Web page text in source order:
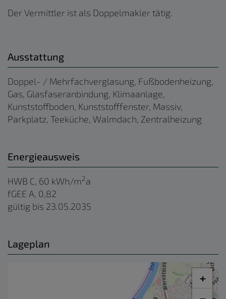
Der Vermittler ist als Doppelmakler tätig.
Ausstattung
Doppel- / Mehrfachverglasung Fußbodenheizung
Gas Glasfaseranbindung Klimaanlage
Kunststoffboden Kunststofffenster Massiv
Parkplatz Teeküche Walmdach Zentralheizung
Energieausweis
HWB C, 60 kWh/m2a
fGEE A, 0,82
gültig bis 23.05.2035
Lageplan
+